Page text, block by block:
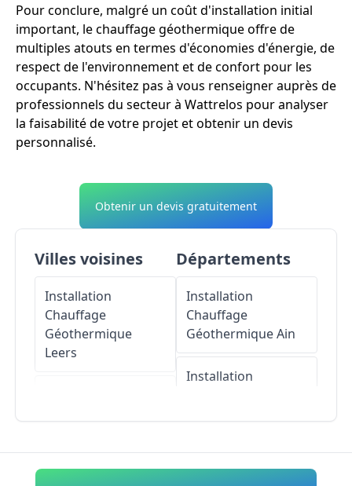
Pour conclure, malgré un coût d'installation initial
important, le chauffage géothermique offre de
multiples atouts en termes d'économies d'énergie, de
respect de l'environnement et de confort pour les
occupants. N'hésitez pas à vous renseigner auprès de
professionnels du secteur à Wattrelos pour analyser
la faisabilité de votre projet et obtenir un devis
personnalisé.
Obtenir un devis gratuitement
Villes voisines
Installation
Chauffage
Géothermique
Leers
lez-Lannoy
Départements
Installation
Chauffage
GéothermiqueAin
Installation